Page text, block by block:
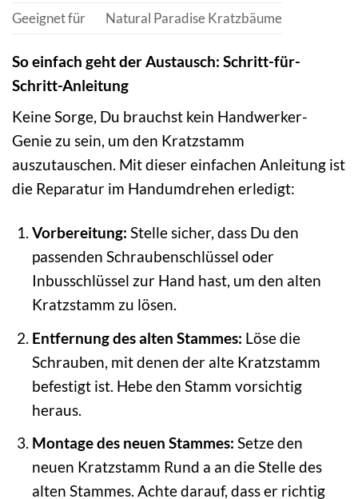
Geeignet für
Natural Paradise Kratzbäume
So einfach geht der Austausch: Schritt-für-
Schritt-Anleitung
Keine Sorge, Du brauchst kein Handwerker-
Genie zu sein, um den Kratzstamm
auszutauschen. Mit dieser einfachen Anleitung ist
die Reparatur im Handumdrehen erledigt:
Vorbereitung: Stelle sicher, dass Du den
passenden Schraubenschlüssel oder
Inbusschlüssel zur Hand hast, um den alten
Kratzstamm zu lösen.
Entfernung des alten Stammes: Löse die
Schrauben, mit denen der alte Kratzstamm
befestigt ist. Hebe den Stamm vorsichtig
heraus.
Montage des neuen Stammes: Setze den
neuen Kratzstamm Rund a an die Stelle des
alten Stammes. Achte darauf, dass er richtig